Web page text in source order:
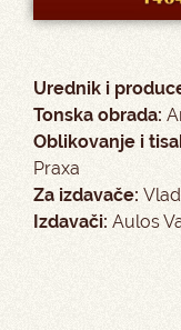
Urednik i
Tonska obrada:
Oblikovanje i
Praxa
Za izdavače:
Izdavači: Aulos